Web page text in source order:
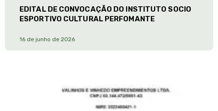
EDITAL DE CONVOCAÇÃO DO INSTITUTO SOCIO
ESPORTIVO CULTURAL PERFOMANTE
16 de junho de 2026